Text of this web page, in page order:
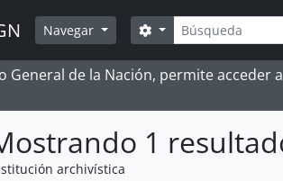
Navegar Búsqueda
Search options
de la Nación, permite
1
archivística